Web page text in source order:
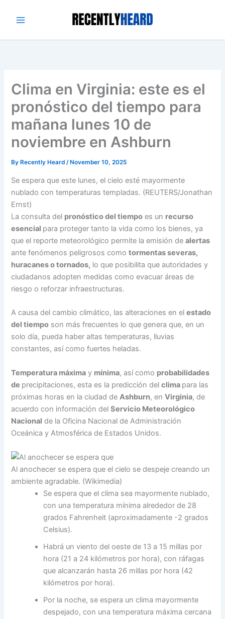
Clima en Virginia: este es el
pronóstico del tiempo para
mañana lunes 10 de
noviembre en Ashburn
By Recently Heard/ November 10, 2025
Se espera que este lunes, el cielo esté mayormente
nublado con temperaturas templadas. (REUTERS/Jonathan
Ernst)
La consulta del pronóstico del tiempo es un recurso
esencial para proteger tanto la vida como los bienes, ya
que el reporte meteorológico permite la emisión dealertas
ante fenómenos peligrosos comotormentas severas,
huracanes o tornados, lo que posibilita que autoridades y
ciudadanos adopten medidas como evacuar áreas de
riesgo o reforzar infraestructuras.
A causa del cambio climático, las alteraciones en elestado
del tiempo son más frecuentes lo que genera que, en un
solo día, pueda haber altas temperaturas, lluvias
constantes, así como fuertes heladas.
Temperatura máxima y mínima, así como probabilidades
de precipitaciones, esta es la predicción delclima para las
próximas horas en la ciudad deAshburn, enVirginia, de
acuerdo con información delServicio Meteorológico
Nacional de la Oficina Nacional de Administración
Oceánica y Atmosférica de Estados Unidos.
Al anochecer se espera que el cielo se despeje creando un
ambiente agradable. (Wikimedia)
Se espera que el clima sea mayormente nublado,
con una temperatura mínima alrededor de 28
grados Fahrenheit (aproximadamente -2 grados
Celsius).
Habrá un viento del oeste de 13 a 15 millas por
hora (21 a 24 kilómetros por hora), con ráfagas
que alcanzarán hasta 26 millas por hora (42
kilómetros por hora).
Por la noche, se espera un clima mayormente
despejado, con una temperatura máxima cercana